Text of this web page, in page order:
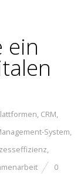
ein
, CRM,
System,
,
0